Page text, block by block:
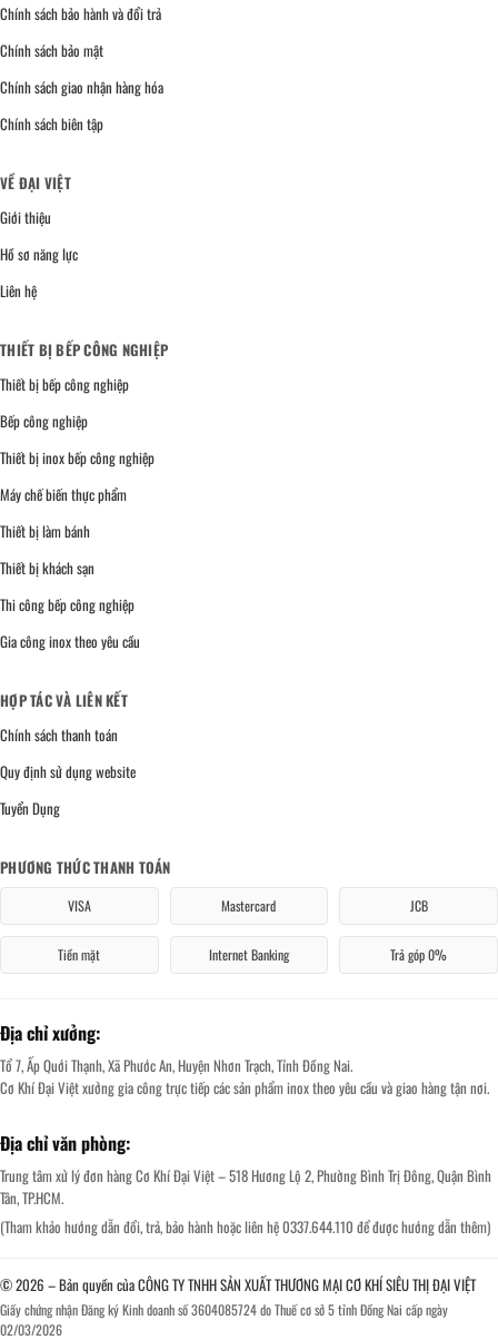
Chính sách bảo hành và đổi trả
Chính sách bảo mật
Chính sách giao nhận hàng hóa
Chính sách biên tập
VỀ ĐẠI VIỆT
Giới thiệu
Hồ sơ năng lực
Liên hệ
THIẾT BỊ BẾP CÔNG NGHIỆP
Thiết bị bếp công nghiệp
Bếp công nghiệp
Thiết bị inox bếp công nghiệp
Máy chế biến thực phẩm
Thiết bị làm bánh
Thiết bị khách sạn
Thi công bếp công nghiệp
Gia công inox theo yêu cầu
HỢP TÁC VÀ LIÊN KẾT
Chính sách thanh toán
Quy định sử dụng website
Tuyển Dụng
PHƯƠNG THỨC THANH TOÁN
VISA Mastercard JCB
Tiền mặt Internet Banking Trả góp 0%
Địa chỉ xưởng:
Tổ 7, Ấp Quới Thạnh, Xã Phước An, Huyện Nhơn Trạch, Tỉnh Đồng Nai.
Cơ Khí Đại Việt xưởng gia công trực tiếp các sản phẩm inox theo yêu cầu và giao hàng tận nơi.
Địa chỉ văn phòng:
Trung tâm xử lý đơn hàng Cơ Khí Đại Việt – 518 Hương Lộ 2, Phường Bình Trị Đông, Quận Bình
Tân, TP.HCM.
(Tham khảo hướng dẫn đổi, trả, bảo hành hoặc liên hệ 0337.644.110 để được hướng dẫn thêm)
© 2026 – Bản quyền của CÔNG TY TNHH SẢN XUẤT THƯƠNG MẠI CƠ KHÍ SIÊU THỊ ĐẠI VIỆT
Giấy chứng nhận Đăng ký Kinh doanh số 3604085724 do Thuế cơ sở 5 tỉnh Đồng Nai cấp ngày
02/03/2026